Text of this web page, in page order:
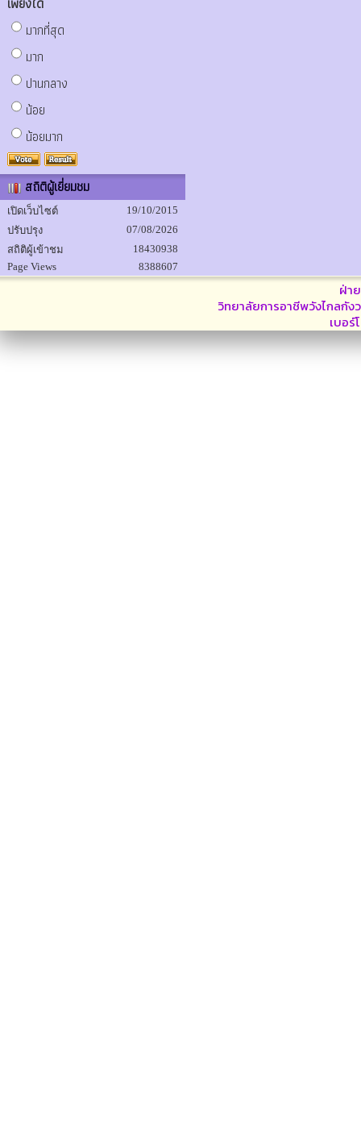
มากที่สุด
มาก
ปานกลาง
น้อย
น้อยมาก
สถิติผู้เยี่ยมชม
เปิดเว็บไซต์
19/10/2015
ปรับปรุง
07/08/2026
สถิติผู้เข้าชม
18430938
Page Views
8388607
ฝ่า
วิทยาลัยการอาชีพวังไกลกัง
เบอ